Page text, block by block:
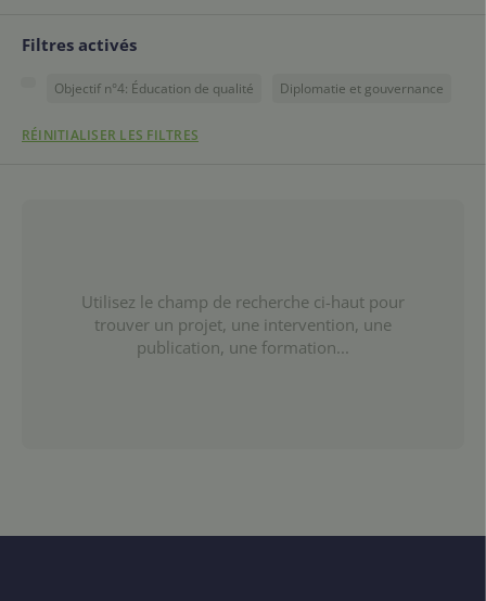
Filtres activés
Objectif n°4: Éducation de qualité Diplomatie et gouvernance
RÉINITIALISER LES FILTRES
Utilisez le champ de recherche ci-haut pour
trouver un projet, une intervention, une
publication, une formation...